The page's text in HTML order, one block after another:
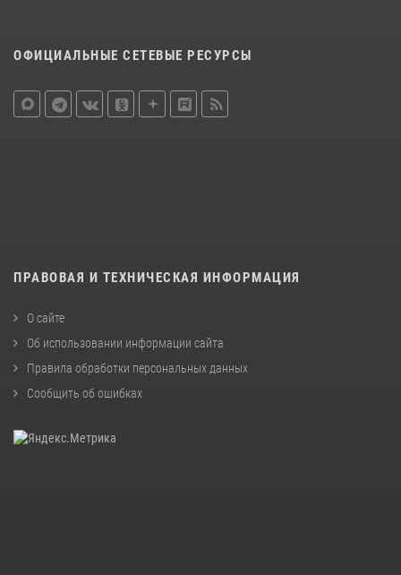
ОФИЦИАЛЬНЫЕ СЕТЕВЫЕ РЕСУРСЫ
ПРАВОВАЯ И ТЕХНИЧЕСКАЯ ИНФОРМАЦИЯ
О сайте
Об использовании информации сайта
Правила обработки персональных данных
Сообщить об ошибках